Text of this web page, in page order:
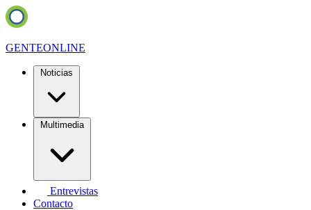
GENTEONLINE
Noticias
Multimedia
Entrevistas
Contacto